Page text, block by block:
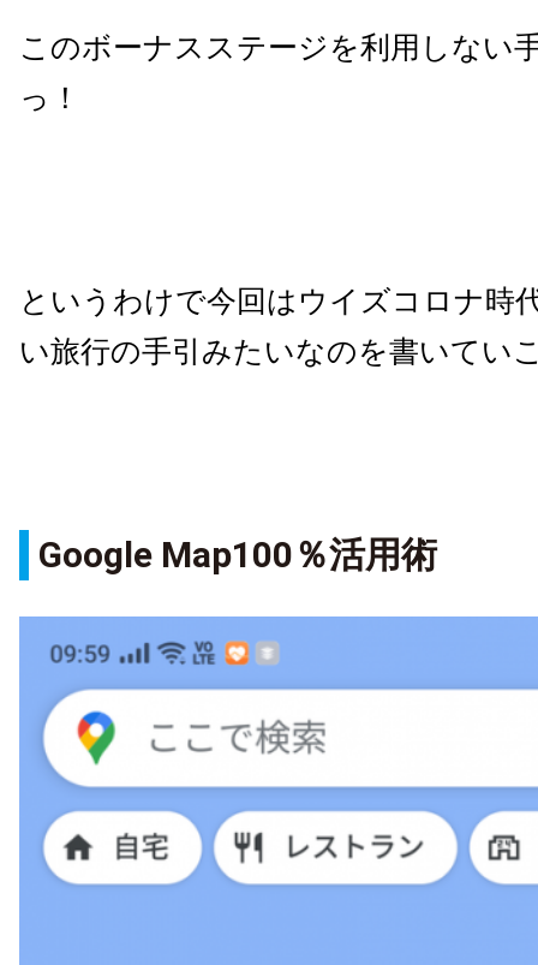
このボーナスステージを利用しない
っ！
というわけで今回はウイズコロナ時
い旅行の手引みたいなのを書いてい
Google Map100％活用術